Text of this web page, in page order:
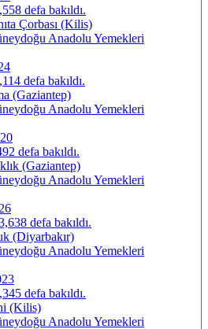
defa bakıldı.
Çorbası (Kilis)
Anadolu Yemekleri
defa bakıldı.
(Gaziantep)
Anadolu Yemekleri
defa bakıldı.
(Gaziantep)
Anadolu Yemekleri
defa bakıldı.
(Diyarbakır)
Anadolu Yemekleri
defa bakıldı.
(Kilis)
Anadolu Yemekleri